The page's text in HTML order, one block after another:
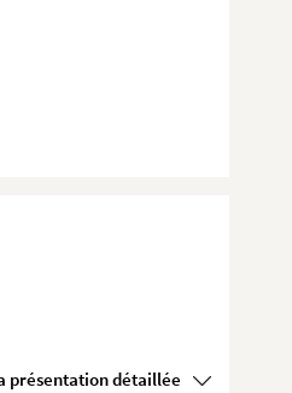
Voir la présentation détaillée